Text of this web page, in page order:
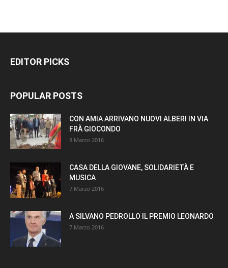
EDITOR PICKS
POPULAR POSTS
CON AMIA ARRIVANO NUOVI ALBERI IN VIA
FRÀ GIOCONDO
8 Marzo 2016
CASA DELLA GIOVANE, SOLIDARIETÀ E
MUSICA
7 Marzo 2016
A SILVANO PEDROLLO IL PREMIO LEONARDO
7 Marzo 2016